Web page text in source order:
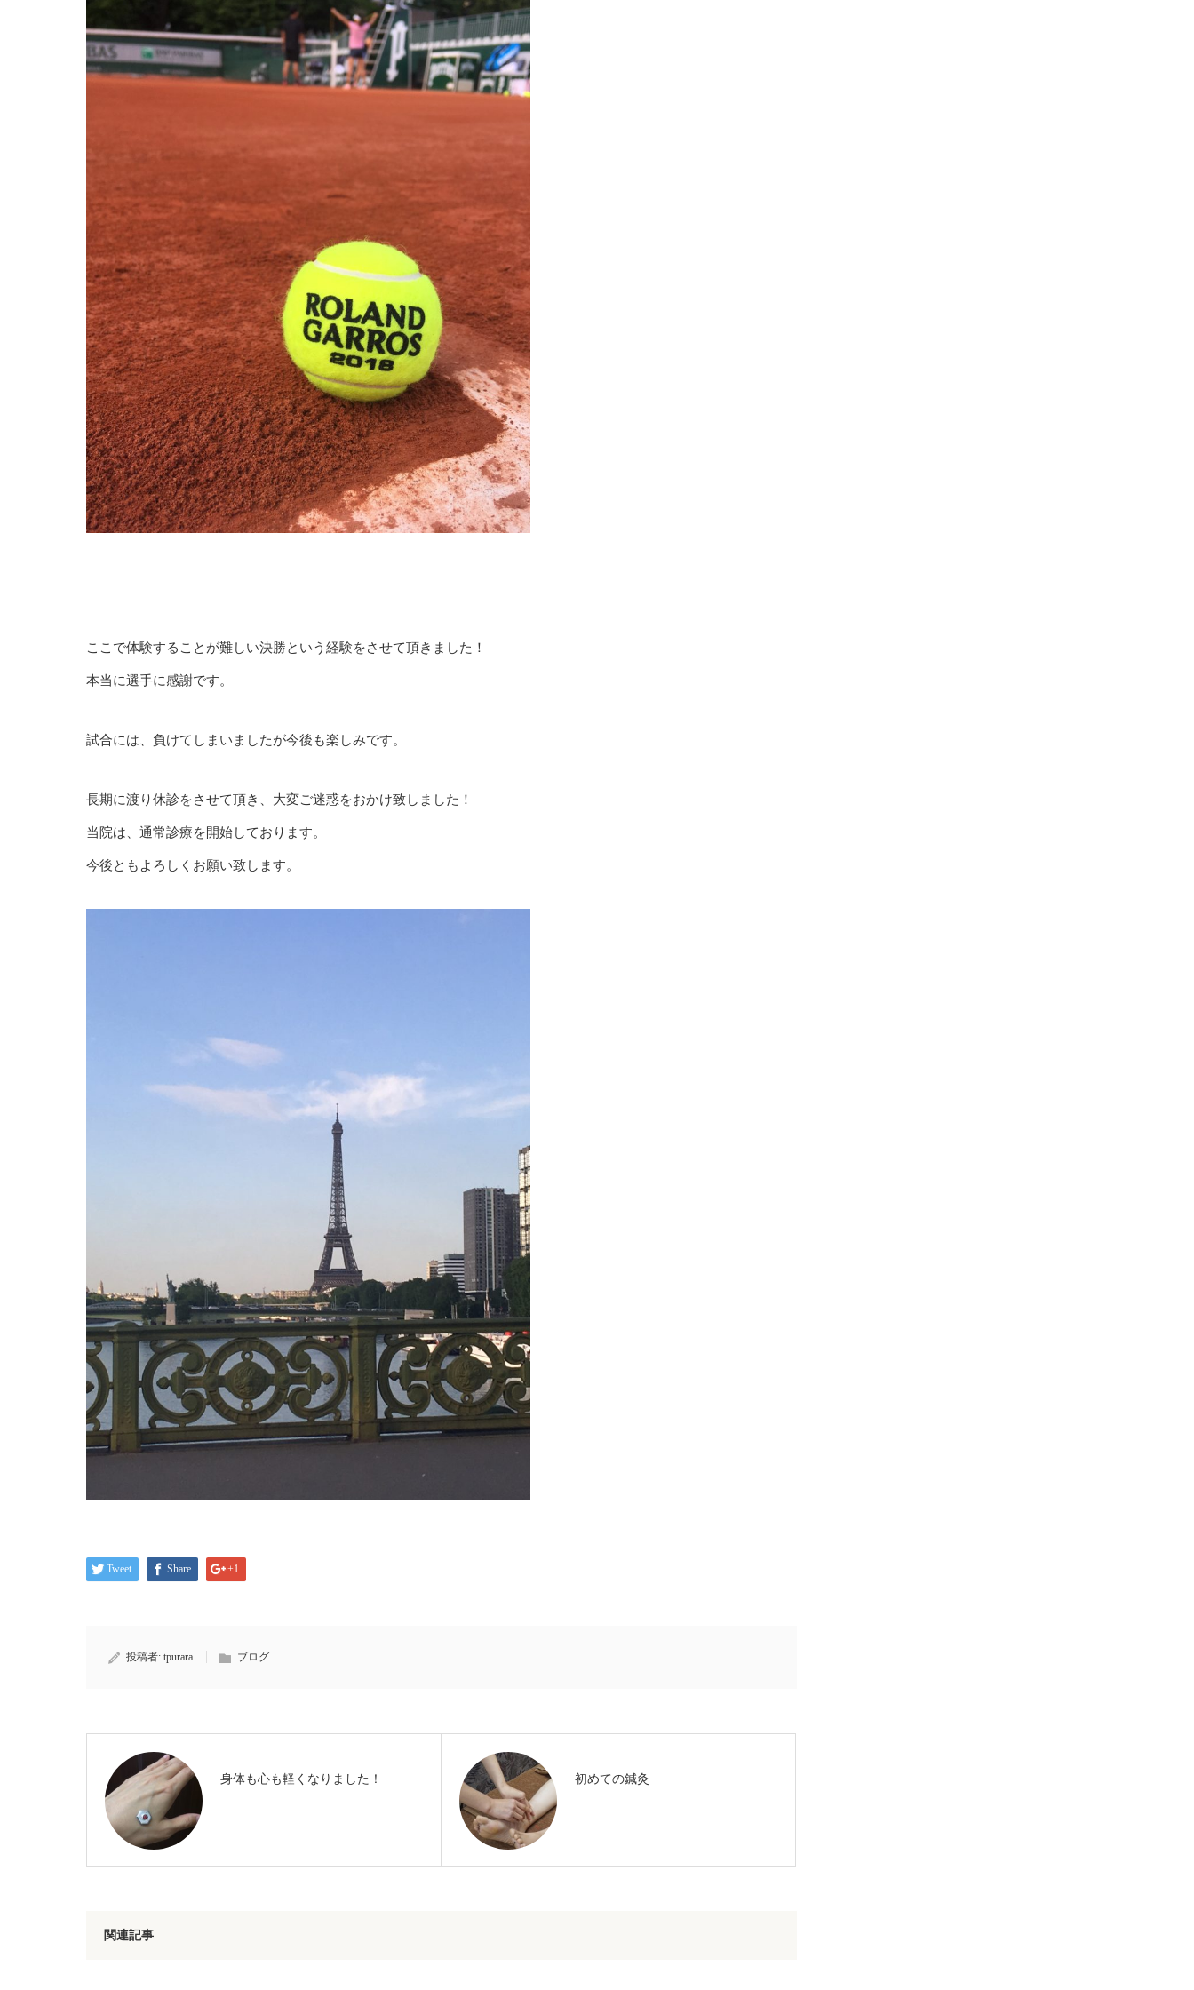
ここで体験することが難しい決勝という経験をさせて頂きました！
本当に選手に感謝です。
試合には、負けてしまいましたが今後も楽しみです。
長期に渡り休診をさせて頂き、大変ご迷惑をおかけ致しました！
当院は、通常診療を開始しております。
今後ともよろしくお願い致します。
Tweet Share +1
投稿者: tpurara ブログ
身体も心も軽くなりました！ 初めての鍼灸
関連記事